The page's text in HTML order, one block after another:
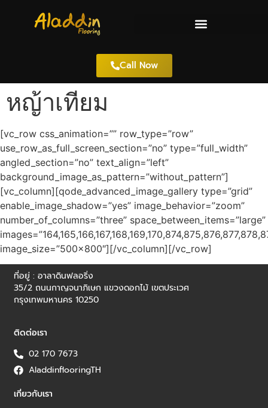
Call Now
หญ้าเทียม
[vc_row css_animation=”” row_type=”row”
use_row_as_full_screen_section=”no” type=”full_width”
angled_section=”no” text_align=”left”
background_image_as_pattern=”without_pattern”]
[vc_column][qode_advanced_image_gallery type=”grid”
enable_image_shadow=”yes” image_behavior=”zoom”
number_of_columns=”three” space_between_items=”large”
image_size=”500×800″][/vc_column][/vc_row]
เกี่ยวกับเรา
ติดต่อเรา
02 170 7673
AladdinflooringTH
ที่อยู่ : อาลาดินฟลอริ่ง
35/2 ถนนกาญจนาภิเษก แขวงดอกไม้ เขตประเวศ
กรุงเทพมหานคร 10250